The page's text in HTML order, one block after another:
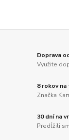
Doprava
Využite
8 rokov
Značka
30 dní na
Predĺžili